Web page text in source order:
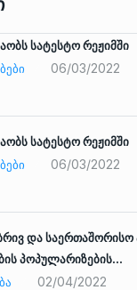
სატესტო რეჟიმში
06/03/2022
სატესტო რეჟიმში
06/03/2022
და საერთაშორისო
პოპულარიზების…
02/04/2022